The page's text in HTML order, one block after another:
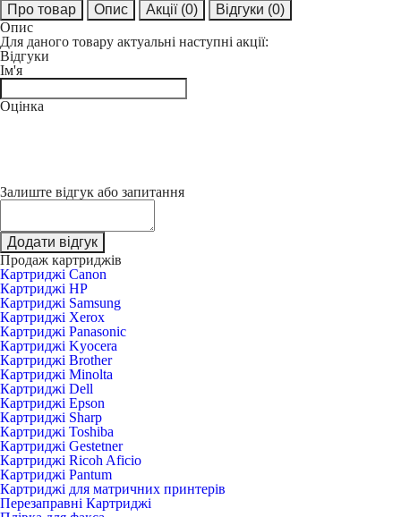
Про товар
Опис Акції (0) Відгуки (0)
Опис
Для даного товару актуальні наступні акції:
Відгуки
Ім'я
Оцінка
Залиште відгук або запитання
Додати відгук
Продаж картриджів
Картриджі Canon
Картриджі HP
Картриджі Samsung
Картриджі Xerox
Картриджі Panasonic
Картриджі Kyocera
Картриджі Brother
Картриджі Minolta
Картриджі Dell
Картриджі Epson
Картриджі Sharp
Картриджі Toshiba
Картриджі Gestetner
Картриджі Ricoh Aficio
Картриджі Pantum
Картриджі для матричних принтерів
Перезаправні Картриджі